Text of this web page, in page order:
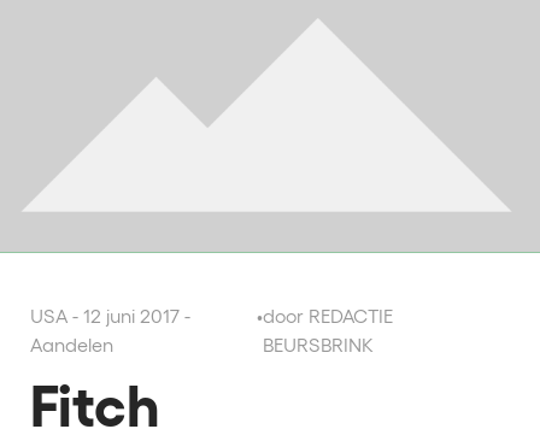
USA - 12 juni 2017 -
Aandelen
•door REDACTIE
BEURSBRINK
Fitch